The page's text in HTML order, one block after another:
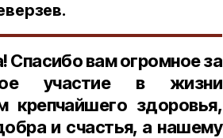
Спасибо вам огромное за
участие в жизни
крепчайшего здоровья,
и счастья, а нашему